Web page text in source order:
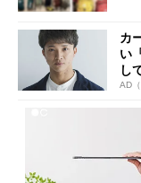
カ
い
し
AD